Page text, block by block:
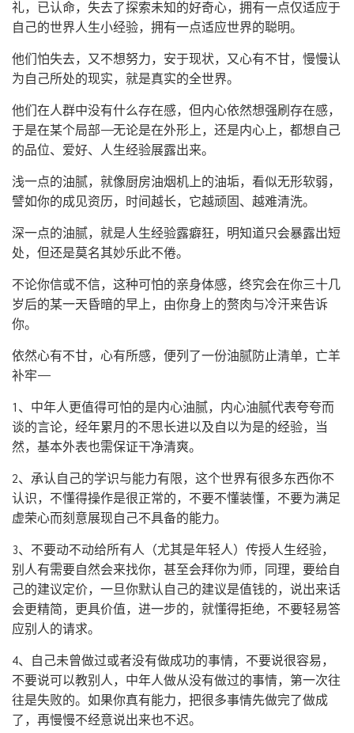
礼，已认命，失去了探索未知的好奇心，拥有一点仅适应于
自己的世界人生小经验，拥有一点适应世界的聪明。
他们怕失去，又不想努力，安于现状，又心有不甘，慢慢认
为自己所处的现实，就是真实的全世界。
他们在人群中没有什么存在感，但内心依然想强刷存在感，
于是在某个局部——无论是在外形上，还是内心上，都想自己
的品位、爱好、人生经验展露出来。
浅一点的油腻，就像厨房油烟机上的油垢，看似无形软弱，
譬如你的成见资历，时间越长，它越顽固、越难清洗。
深一点的油腻，就是人生经验露癖狂，明知道只会暴露出短
处，但还是莫名其妙乐此不倦。
不论你信或不信，这种可怕的亲身体感，终究会在你三十几
岁后的某一天昏暗的早上，由你身上的赘肉与冷汗来告诉
你。
依然心有不甘，心有所感，便列了一份油腻防止清单，亡羊
补牢——
1、中年人更值得可怕的是内心油腻，内心油腻代表夸夸而
谈的言论，经年累月的不思长进以及自以为是的经验，当
然，基本外表也需保证干净清爽。
2、承认自己的学识与能力有限，这个世界有很多东西你不
认识，不懂得操作是很正常的，不要不懂装懂，不要为满足
虚荣心而刻意展现自己不具备的能力。
3、不要动不动给所有人（尤其是年轻人）传授人生经验，
别人有需要自然会来找你，甚至会拜你为师，同理，要给自
己的建议定价，一旦你默认自己的建议是值钱的，说出来话
会更精简，更具价值，进一步的，就懂得拒绝，不要轻易答
应别人的请求。
4、自己未曾做过或者没有做成功的事情，不要说很容易，
不要说可以教别人，中年人做从没有做过的事情，第一次往
往是失败的。如果你真有能力，把很多事情先做完了做成
了，再慢慢不经意说出来也不迟。